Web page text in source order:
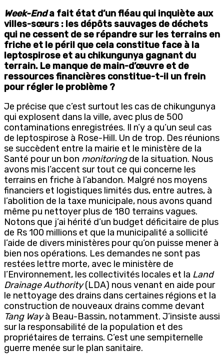
Week-Enda fait état d’un fléau qui inquiète aux
villes-sœurs : les dépôts sauvages de déchets
qui ne cessent de se répandre sur les terrains en
friche et le péril que cela constitue face à la
leptospirose et au chikungunya gagnant du
terrain. Le manque de main-d’œuvre et de
ressources financières constitue-t-il un frein
pour régler le problème ?
Je précise que c’est surtout les cas de chikungunya
qui explosent dans la ville, avec plus de 500
contaminations enregistrées. Il n’y a qu’un seul cas
de leptospirose à Rose-Hill. Un de trop. Des réunions
se succèdent entre la mairie et le ministère de la
Santé pour un bon monitoringde la situation. Nous
avons mis l’accent sur tout ce qui concerne les
terrains en friche à l’abandon. Malgré nos moyens
financiers et logistiques limités dus, entre autres, à
l’abolition de la taxe municipale, nous avons quand
même pu nettoyer plus de 180 terrains vagues.
Notons que j’ai hérité d’un budget déficitaire de plus
de Rs 100 millions et que la municipalité a sollicité
l’aide de divers ministères pour qu’on puisse mener à
bien nos opérations. Les demandes ne sont pas
restées lettre morte, avec le ministère de
l’Environnement, les collectivités locales et la Land
Drainage Authority(LDA) nous venant en aide pour
le nettoyage des drains dans certaines régions et la
construction de nouveaux drains comme devant
Tang Wayà Beau-Bassin, notamment. J’insiste aussi
sur la responsabilité de la population et des
propriétaires de terrains. C’est une sempiternelle
guerre menée sur le plan sanitaire.